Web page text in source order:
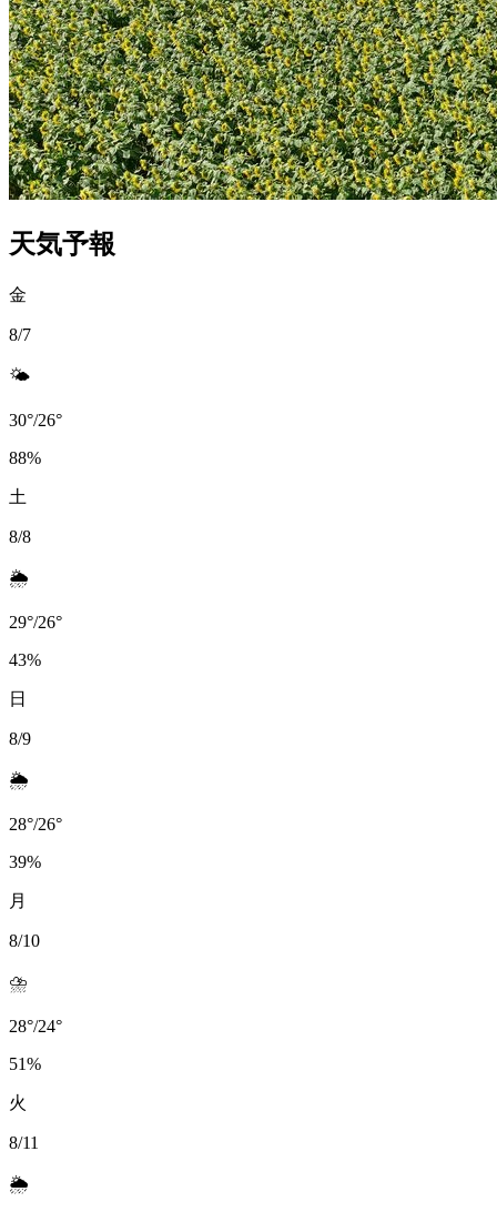
天気予報
金
8/7
🌤️
30°/26°
88%
土
8/8
🌦️
29°/26°
43%
日
8/9
🌦️
28°/26°
39%
月
8/10
⛈️
28°/24°
51%
火
8/11
🌦️